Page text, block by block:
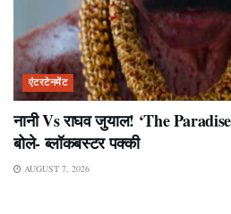
एंटरटेनमेंट
नानी Vs राघव जुयाल! ‘The
बोले- ब्लॉकबस्टर पक्की
AUGUST 7, 2026